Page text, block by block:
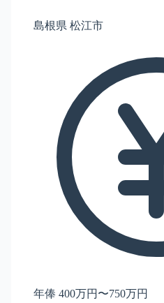
島根県 松江市
年俸 400万円〜750万円